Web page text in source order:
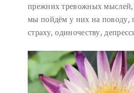
прежних тревожных мыслей,
мы пойдём у них на поводу,
страху, одиночеству,